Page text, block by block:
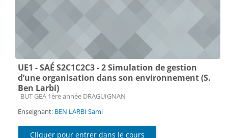
UE1 - SAÉ S2C1C2C3 - 2 Simulation de gestion
d’une organisation dans son environnement (S.
Ben Larbi)
Catégorie de cours
BUT GEA 1ère année DRAGUIGNAN
Enseignant: BEN LARBI Sami
Cliquer pour entrer dans le cours